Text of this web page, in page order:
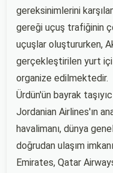
gereksinimlerini
gereği uçuş trafiğinin
uçuşlar oluştururken,
gerçekleştirilen yurt
organize edilmektedir.
Ürdün'ün bayrak
Jordanian Airlines'ın
havalimanı, dünya
doğrudan ulaşım
Emirates, Qatar